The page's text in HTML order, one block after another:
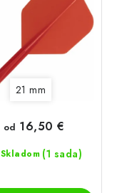
21 mm
Skladom (1 sada)
od 16,50 €